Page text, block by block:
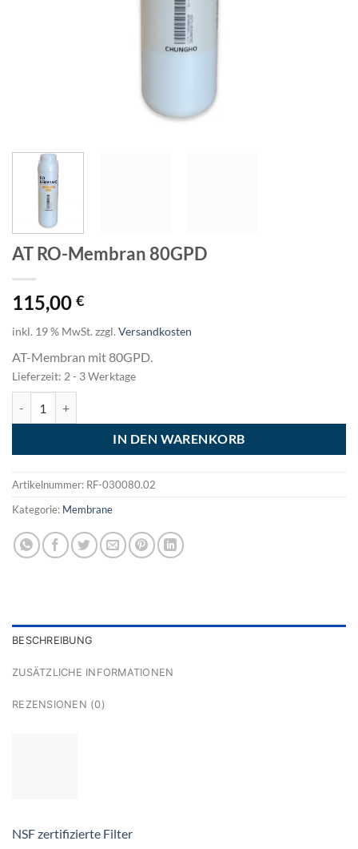
AT RO-Membran 80GPD
115,00 €
inkl. 19 % MwSt. zzgl. Versandkosten
AT-Membran mit 80GPD.
Lieferzeit: 2 - 3 Werktage
IN DEN WARENKORB
Artikelnummer: RF-030080.02
Kategorie: Membrane
BESCHREIBUNG
ZUSÄTZLICHE INFORMATIONEN
REZENSIONEN (0)
NSF zertifizierte Filter